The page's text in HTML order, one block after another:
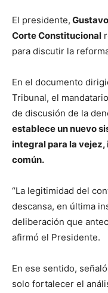
El presidente,
Corte Constitucional
para discutir la
En el documento
Tribunal, el
de discusión de la
establece un nuevo
integral para la
común.
“La legitimidad del
descansa, en última
deliberación que
afirmó el Presidente.
En ese sentido,
solo fortalecer el